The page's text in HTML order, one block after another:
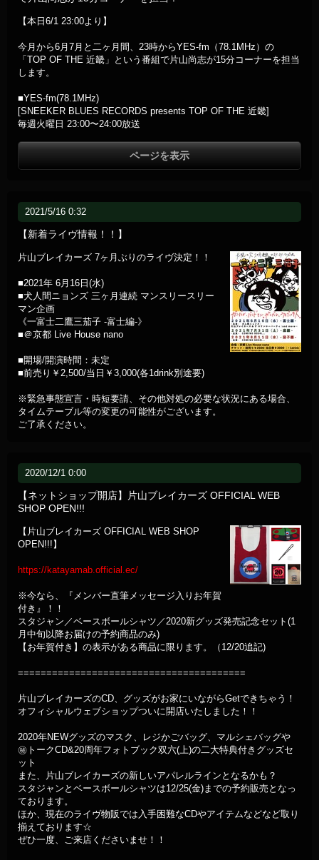
【本日6/1 23:00より】
今月から6月7月と二ヶ月間、23時からYES-fm（78.1MHz）の
「TOP OF THE 近畿」という番組で片山尚志が15分コーナーを担当
します。
■YES-fm(78.1MHz)
[SNEEKER BLUES RECORDS presents TOP OF THE 近畿]
毎週火曜日 23:00〜24:00放送
ページを表示
2021/5/16 0:32
【新着ライヴ情報！！】
片山ブレイカーズ 7ヶ月ぶりのライヴ決定！！
■2021年 6月16日(水)
■犬人間ニョンズ 三ヶ月連続 マンスリースリー
マン企画
《一富士二鷹三茄子 -富士編-》
■＠京都 Live House nano
■開場/開演時間：未定
■前売り￥2,500/当日￥3,000(各1drink別途要)
※緊急事態宣言・時短要請、その他対処の必要な状況にある場合、
タイムテーブル等の変更の可能性がございます。
ご了承ください。
2020/12/1 0:00
【ネットショップ開店】片山ブレイカーズ OFFICIAL WEB
SHOP OPEN!!!
【片山ブレイカーズ OFFICIAL WEB SHOP
OPEN!!!】
https://katayamab.official.ec/
※今なら、『メンバー直筆メッセージ入りお年賀
付き』！！
スタジャン／ベースボールシャツ／2020新グッズ発売記念セット(1
月中旬以降お届けの予約商品のみ)
【お年賀付き】の表示がある商品に限ります。（12/20追記)
========================================
片山ブレイカーズのCD、グッズがお家にいながらGetできちゃう！
オフィシャルウェブショップついに開店いたしました！！
2020年NEWグッズのマスク、レジかごバッグ、マルシェバッグや
㊙️トークCD&20周年フォトブック双六(上)の二大特典付きグッズセ
ット
また、片山ブレイカーズの新しいアパレルラインとなるかも？
スタジャンとベースボールシャツは12/25(金)までの予約販売となっ
ております。
ほか、現在のライヴ物販では入手困難なCDやアイテムなどなど取り
揃えております☆
ぜひ一度、ご来店くださいませ！！